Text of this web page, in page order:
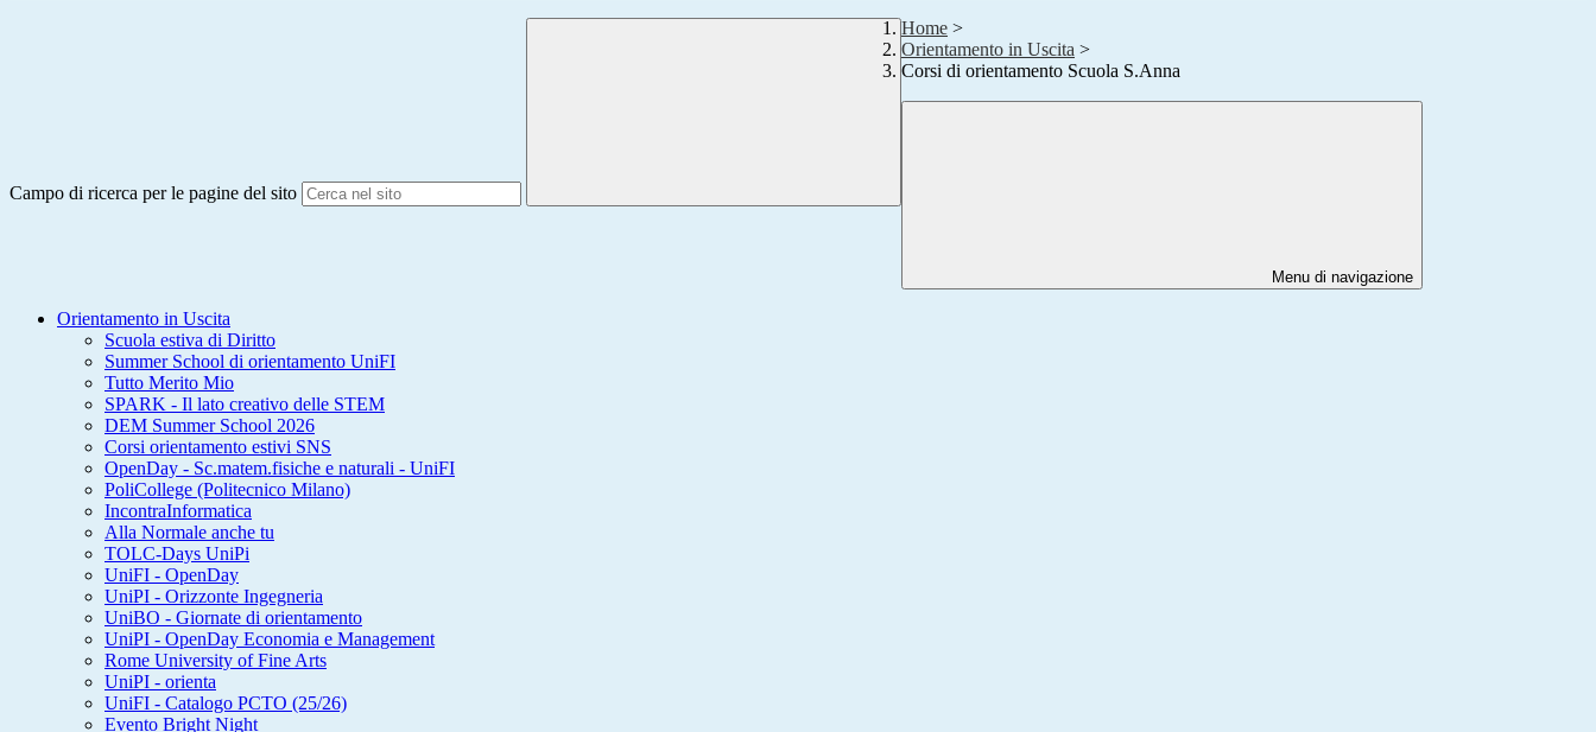
Campo di ricerca per le pagine del sito
Home >
Orientamento in Uscita >
Corsi di orientamento Scuola S.Anna
Menu di navigazione
Orientamento in Uscita
Scuola estiva di Diritto
Summer School di orientamento UniFI
Tutto Merito Mio
SPARK - Il lato creativo delle STEM
DEM Summer School 2026
Corsi orientamento estivi SNS
OpenDay - Sc.matem.fisiche e naturali - UniFI
PoliCollege (Politecnico Milano)
IncontraInformatica
Alla Normale anche tu
TOLC-Days UniPi
UniFI - OpenDay
UniPI - Orizzonte Ingegneria
UniBO - Giornate di orientamento
UniPI - OpenDay Economia e Management
Rome University of Fine Arts
UniPI - orienta
UniFI - Catalogo PCTO (25/26)
Evento Bright Night